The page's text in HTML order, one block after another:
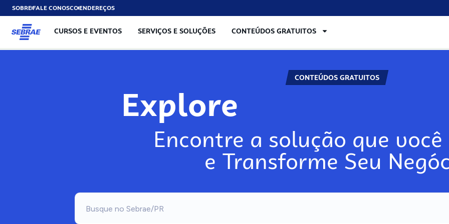
SOBREFALE CONOSCOENDEREÇOS
CURSOS E EVENTOS SERVIÇOS E SOLUÇÕES CONTEÚDOS GRATUITOS
CONTEÚDOS GRATUITOS
Explore
Encontre a solução que você
e Transforme Seu